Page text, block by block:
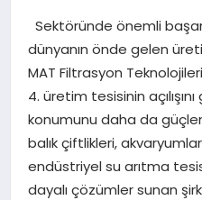
MAGAZIN
SAĞLIK
SIYASET
SPOR
Sektöründe önemli
dünyanın önde gelen
MAT Filtrasyon
4. üretim tesisinin
konumunu daha da
balık çiftlikleri,
endüstriyel su arıtma
dayalı çözümler sunan